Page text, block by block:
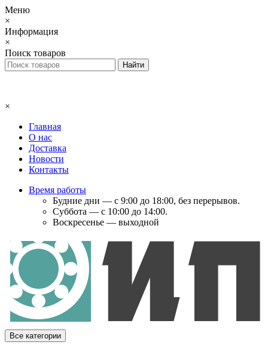
Меню
×
Информация
×
Поиск товаров
×
Главная
О нас
Доставка
Новости
Контакты
Время работы
Будние дни — с 9:00 до 18:00, без перерывов.
Суббота — с 10:00 до 14:00.
Воскресенье — выходной
Все категории